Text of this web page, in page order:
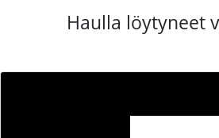
Haulla löytyneet